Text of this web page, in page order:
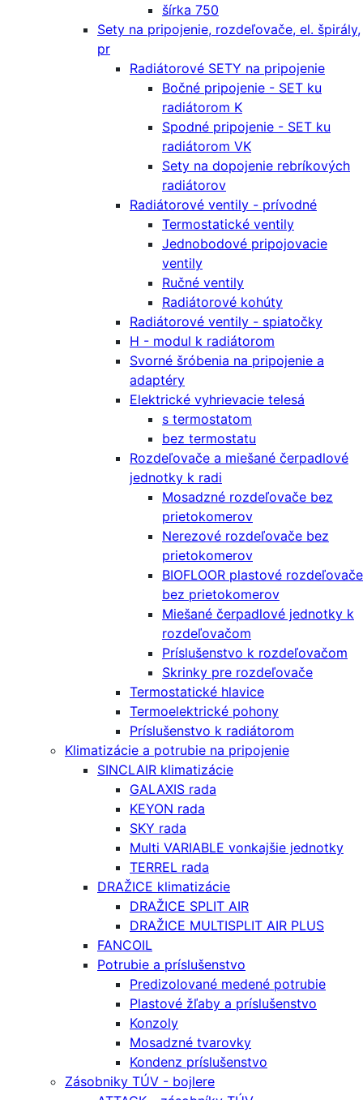
šírka 750
Sety na pripojenie, rozdeľovače, el. špirály,
pr
Radiátorové SETY na pripojenie
Bočné pripojenie - SET ku
radiátorom K
Spodné pripojenie - SET ku
radiátorom VK
Sety na dopojenie rebríkových
radiátorov
Radiátorové ventily - prívodné
Termostatické ventily
Jednobodové pripojovacie
ventily
Ručné ventily
Radiátorové kohúty
Radiátorové ventily - spiatočky
H - modul k radiátorom
Svorné šróbenia na pripojenie a
adaptéry
Elektrické vyhrievacie telesá
s termostatom
bez termostatu
Rozdeľovače a miešané čerpadlové
jednotky k radi
Mosadzné rozdeľovače bez
prietokomerov
Nerezové rozdeľovače bez
prietokomerov
BIOFLOOR plastové rozdeľovače
bez prietokomerov
Miešané čerpadlové jednotky k
rozdeľovačom
Príslušenstvo k rozdeľovačom
Skrinky pre rozdeľovače
Termostatické hlavice
Termoelektrické pohony
Príslušenstvo k radiátorom
Klimatizácie a potrubie na pripojenie
SINCLAIR klimatizácie
GALAXIS rada
KEYON rada
SKY rada
Multi VARIABLE vonkajšie jednotky
TERREL rada
DRAŽICE klimatizácie
DRAŽICE SPLIT AIR
DRAŽICE MULTISPLIT AIR PLUS
FANCOIL
Potrubie a príslušenstvo
Predizolované medené potrubie
Plastové žľaby a príslušenstvo
Konzoly
Mosadzné tvarovky
Kondenz príslušenstvo
Zásobniky TÚV - bojlere